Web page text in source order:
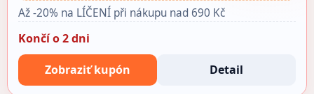
Až -20% na LÍČENÍ při nákupu nad 690 Kč
Končí o 2 dni
Zobraziť kupón Detail